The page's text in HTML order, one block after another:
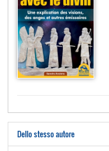
Dello stesso autore